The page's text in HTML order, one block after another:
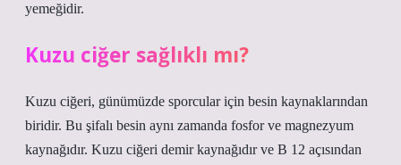
yemeğidir.
Kuzu ciğer sağlıklı mı?
Kuzu ciğeri, günümüzde sporcular için besin kaynaklarından
biridir. Bu şifalı besin aynı zamanda fosfor ve magnezyum
kaynağıdır. Kuzu ciğeri demir kaynağıdır ve B 12 açısından